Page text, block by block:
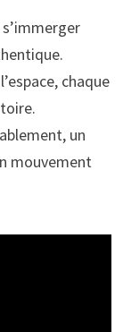
chaque
un
mouvement